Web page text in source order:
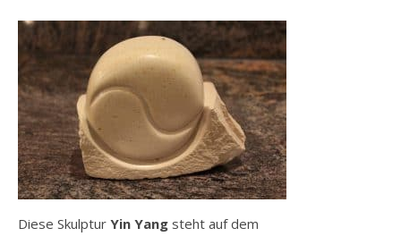
Diese Skulptur Yin Yang steht auf dem